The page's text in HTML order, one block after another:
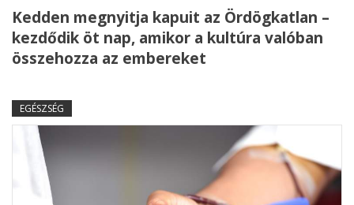
Kedden megnyitja kapuit az Ördögkatlan –
kezdődik öt nap, amikor a kultúra valóban
összehozza az embereket
EGÉSZSÉG